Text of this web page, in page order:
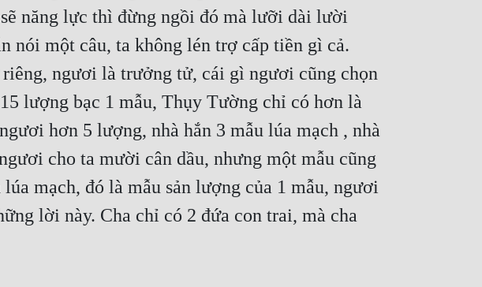
năng lực thì đừng ngồi đó mà lưỡi dài lười
nói một câu, ta không lén trợ cấp tiền gì cả.
ngươi là trưởng tử, cái gì ngươi cũng chọn
lượng bạc 1 mẫu, Thụy Tường chỉ có hơn là
hơn 5 lượng, nhà hắn 3 mẫu lúa mạch , nhà
cho ta mười cân dầu, nhưng một mẫu cũng
mạch, đó là mẫu sản lượng của 1 mẫu, ngươi
lời này. Cha chỉ có 2 đứa con trai, mà cha